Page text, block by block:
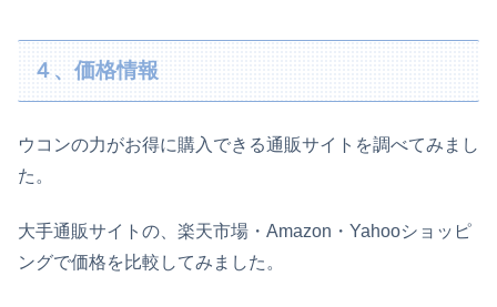
４、価格情報
ウコンの力がお得に購入できる通販サイトを調べてみまし
た。
大手通販サイトの、楽天市場・Amazon・Yahooショッピ
ングで価格を比較してみました。